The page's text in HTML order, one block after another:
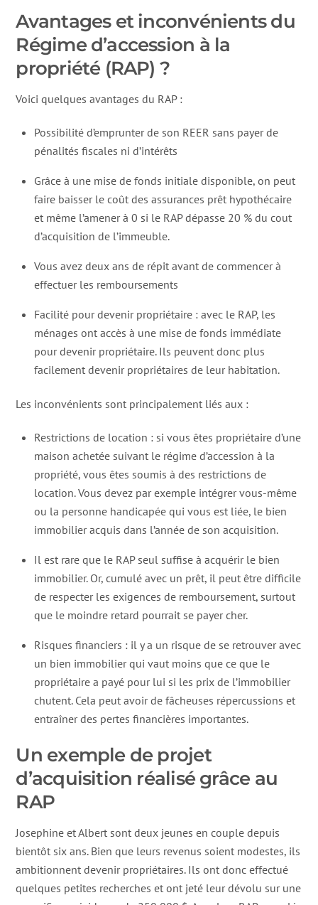
Avantages et inconvénients du
Régime d’accession à la
propriété (RAP) ?
Voici quelques avantages du RAP :
Possibilité d’emprunter de son REER sans payer de
pénalités fiscales ni d’intérêts
Grâce à une mise de fonds initiale disponible, on peut
faire baisser le coût des assurances prêt hypothécaire
et même l’amener à 0 si le RAP dépasse 20 % du cout
d’acquisition de l’immeuble.
Vous avez deux ans de répit avant de commencer à
effectuer les remboursements
Facilité pour devenir propriétaire : avec le RAP, les
ménages ont accès à une mise de fonds immédiate
pour devenir propriétaire. Ils peuvent donc plus
facilement devenir propriétaires de leur habitation.
Les inconvénients sont principalement liés aux :
Restrictions de location : si vous êtes propriétaire d’une
maison achetée suivant le régime d’accession à la
propriété, vous êtes soumis à des restrictions de
location. Vous devez par exemple intégrer vous-même
ou la personne handicapée qui vous est liée, le bien
immobilier acquis dans l’année de son acquisition.
Il est rare que le RAP seul suffise à acquérir le bien
immobilier. Or, cumulé avec un prêt, il peut être difficile
de respecter les exigences de remboursement, surtout
que le moindre retard pourrait se payer cher.
Risques financiers : il y a un risque de se retrouver avec
un bien immobilier qui vaut moins que ce que le
propriétaire a payé pour lui si les prix de l’immobilier
chutent. Cela peut avoir de fâcheuses répercussions et
entraîner des pertes financières importantes.
Un exemple de projet
d’acquisition réalisé grâce au
RAP
Josephine et Albert sont deux jeunes en couple depuis
bientôt six ans. Bien que leurs revenus soient modestes, ils
ambitionnent devenir propriétaires. Ils ont donc effectué
quelques petites recherches et ont jeté leur dévolu sur une